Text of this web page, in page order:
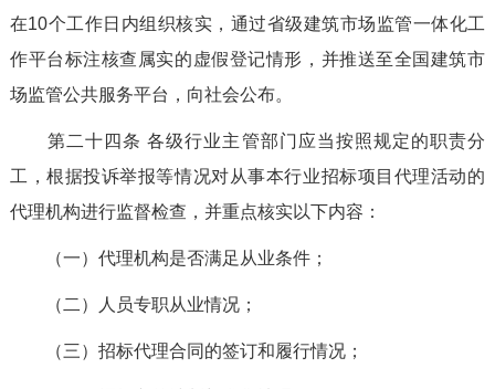
在10个工作日内组织核实，通过省级建筑市场监管一体化工
作平台标注核查属实的虚假登记情形 ，并推送至全国建筑市
场监管公共服务平台，向社会公布。
第二十四条 各级行业主管部门应当按照规定的职责分
工，根据投诉举报等情况对从事本行业招标项目代理活动的
代理机构进行监督检查，并重点核实以下内容：
（一）代理机构是否满足从业条件；
（二）人员专职从业情况；
（三）招标代理合同的签订和履行情况；